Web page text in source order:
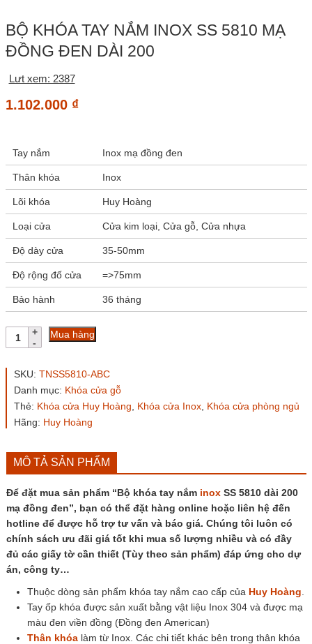
BỘ KHÓA TAY NẮM INOX SS 5810 MẠ
ĐỒNG ĐEN DÀI 200
Lưt xem: 2387
1.102.000 ₫
Tay nắm Inox mạ đồng đen
Thân khóa Inox
Lõi khóa Huy Hoàng
Loại cửa Cửa kim loại, Cửa gỗ, Cửa nhựa
Độ dày cửa 35-50mm
Độ rộng đố cửa =>75mm
Bảo hành 36 tháng
Bộ
khóa
nắm
SS
5810
mạ
dài
lượng
Mua hàng
SKU: TNSS5810-ABC
Danh mục: Khóa cửa gỗ
Thẻ: Khóa cửa Huy Hoàng Khóa cửa Inox, Khóa cửa phòng ngủ
Hãng: Huy Hoàng
MÔ TẢ SẢN PHẨM
Để đặt mua sản phẩm “Bộ khóa tay nắm inoxSS 5810 dài 200
mạ đồng đen”, bạn có thể đặt hàng online hoặc liên hệ đến
hotline để được hỗ trợ tư vấn và báo giá. Chúng tôi luôn có
chính sách ưu đãi giá tốt khi mua số lượng nhiều và có đầy
đủ các giấy tờ cần thiết (Tùy theo sản phẩm) đáp ứng cho dự
án, công ty…
Thuộc dòng sản phẩm khóa tay nắm cao cấp của Huy Hoàng
Tay ốp khóa được sản xuất bằng vật liệu Inox 304 và được mạ
màu đen viền đồng (Đồng đen American)
Thân khóalàm từ Inox. Các chi tiết khác bên trong thân khóa